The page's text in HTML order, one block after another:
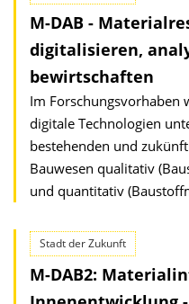
M-DAB -
digitalisieren,
bewirtschaften
Im Forschungsvorhaben
digitale Technologien
bestehenden und
Bauwesen qualitativ
und quantitativ
Stadt der Zukunft
M-DAB2: